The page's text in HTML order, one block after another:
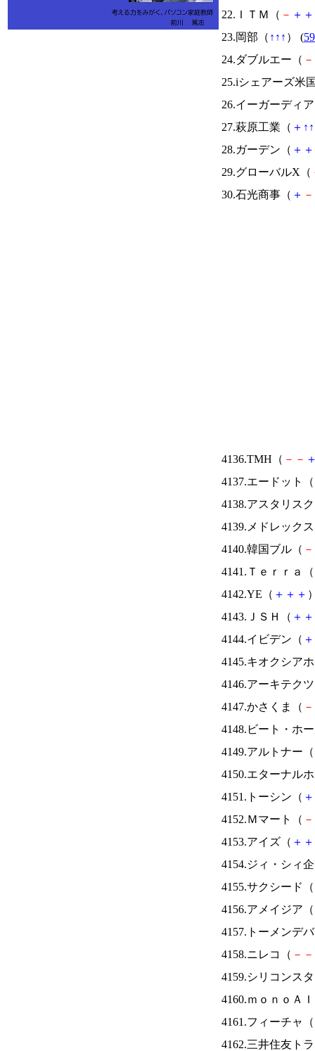
22.ＩＴＭ（ － ＋ ＋
23.岡部（ ↑ ↑ ↑ ） (
24.ダブルエー（ －
25.iシェアーズ米
26.イーガーディ
27.萩原工業（ ＋ ↑ ↑
28.ガーデン（ ＋ ＋
29.グローバルX（
30.石光商事（ ＋ －
4136.TMH（ － －
4137.エードット（
4138.アスタリス
4139.メドレック
4140.韓国ブル（ －
4141.Ｔｅｒｒａ（
4142.YE（ ＋ ＋ ＋
4143.ＪＳＨ（ ＋ ＋
4144.イビデン（ ＋
4145.キオクシア
4146.アーキテク
4147.かさくま（ －
4148.ビート・ホ
4149.アルトナー（
4150.エターナル
4151.トーシン（ ＋
4152.Ｍマート（ －
4153.アイズ（ ＋ ＋
4154.ジィ・シィ
4155.サクシード（
4156.アメイジア（
4157.トーメンデ
4158.ニレコ（ － －
4159.シリコンス
4160.ｍｏｎｏＡ
4161.フィーチャ（
4162.三井住友ト